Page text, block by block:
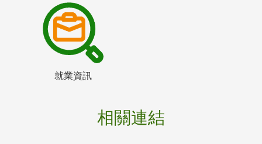
就業資訊
相關連結